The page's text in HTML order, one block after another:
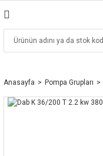
Anasayfa Pompa Grupları